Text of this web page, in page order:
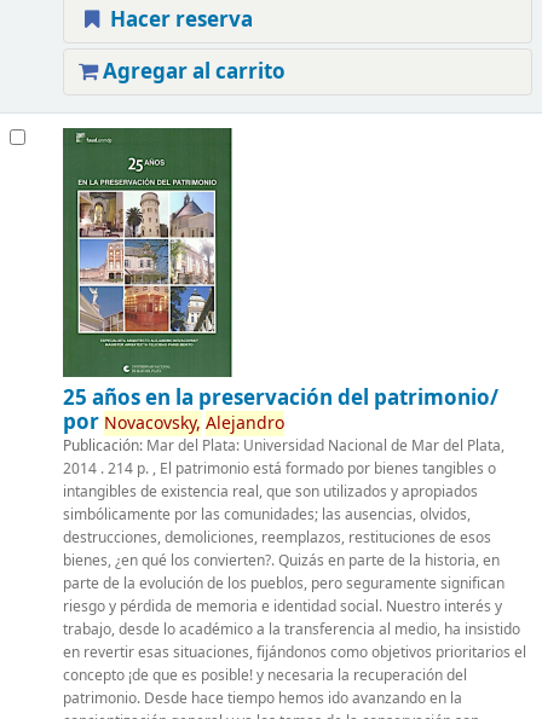
Hacer reserva
Agregar al carrito
25 años en la preservación del patrimonio/
por Novacovsky, Alejandro
Publicación:Mar del Plata: Universidad Nacional de Mar del Plata,
2014 . 214 p. , El patrimonio está formado por bienes tangibles o
intangibles de existencia real, que son utilizados y apropiados
simbólicamente por las comunidades; las ausencias, olvidos,
destrucciones, demoliciones, reemplazos, restituciones de esos
bienes, ¿en qué los convierten?. Quizás en parte de la historia, en
parte de la evolución de los pueblos, pero seguramente significan
riesgo y pérdida de memoria e identidad social. Nuestro interés y
trabajo, desde lo académico a la transferencia al medio, ha insistido
en revertir esas situaciones, fijándonos como objetivos prioritarios el
concepto ¡de que es posible! y necesaria la recuperación del
patrimonio. Desde hace tiempo hemos ido avanzando en la